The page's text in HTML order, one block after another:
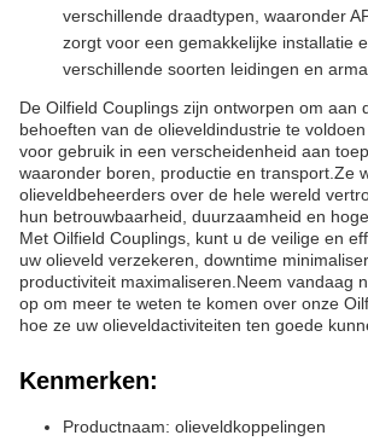
verschillende draadtypen, waaronder
zorgt voor een gemakkelijke installatie
verschillende soorten leidingen en
De Oilfield Couplings zijn ontworpen om aan
behoeften van de olieveldindustrie te
voor gebruik in een verscheidenheid aan
waaronder boren, productie en transport.Ze
olieveldbeheerders over de hele wereld
hun betrouwbaarheid, duurzaamheid en
Met Oilfield Couplings, kunt u de veilige en
uw olieveld verzekeren, downtime
productiviteit maximaliseren.Neem vandaag
op om meer te weten te komen over onze
hoe ze uw olieveldactiviteiten ten goede
Kenmerken:
Productnaam: olieveldkoppelingen